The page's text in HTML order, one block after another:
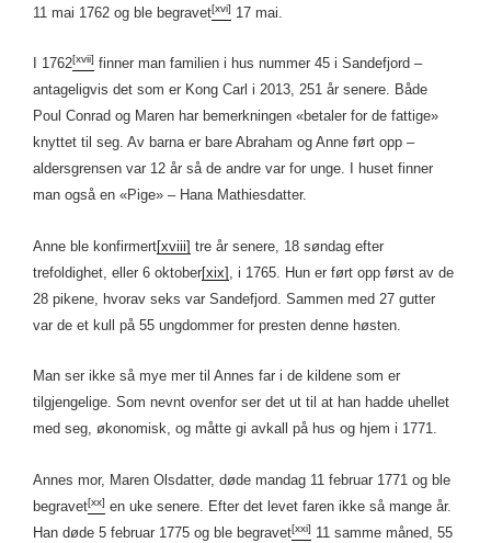
11 mai 1762 og ble begravet[xvi] 17 mai.
I 1762[xvii] finner man familien i hus nummer 45 i Sandefjord –
antageligvis det som er Kong Carl i 2013, 251 år senere. Både
Poul Conrad og Maren har bemerkningen «betaler for de fattige»
knyttet til seg. Av barna er bare Abraham og Anne ført opp –
aldersgrensen var 12 år så de andre var for unge. I huset finner
man også en «Pige» – Hana Mathiesdatter.
Anne ble konfirmert[xviii] tre år senere, 18 søndag efter
trefoldighet, eller 6 oktober[xix] , i 1765. Hun er ført opp først av de
28 pikene, hvorav seks var Sandefjord. Sammen med 27 gutter
var de et kull på 55 ungdommer for presten denne høsten.
Man ser ikke så mye mer til Annes far i de kildene som er
tilgjengelige. Som nevnt ovenfor ser det ut til at han hadde uhellet
med seg, økonomisk, og måtte gi avkall på hus og hjem i 1771.
Annes mor, Maren Olsdatter, døde mandag 11 februar 1771 og ble
begravet[xx] en uke senere. Efter det levet faren ikke så mange år.
Han døde 5 februar 1775 og ble begravet[xxi] 11 samme måned, 55